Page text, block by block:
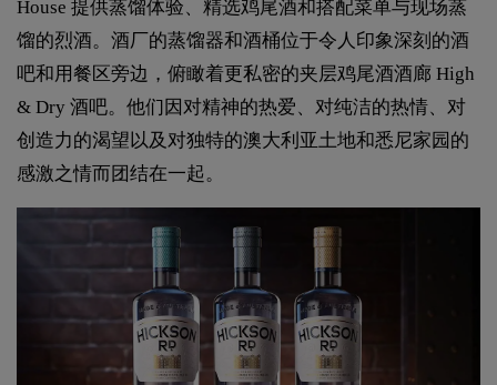
House 提供蒸馏体验、精选鸡尾酒和搭配菜单与现场蒸
馏的烈酒。酒厂的蒸馏器和酒桶位于令人印象深刻的酒
吧和用餐区旁边，俯瞰着更私密的夹层鸡尾酒酒廊 High
& Dry 酒吧。他们因对精神的热爱、对纯洁的热情、对
创造力的渴望以及对独特的澳大利亚土地和悉尼家园的
感激之情而团结在一起。